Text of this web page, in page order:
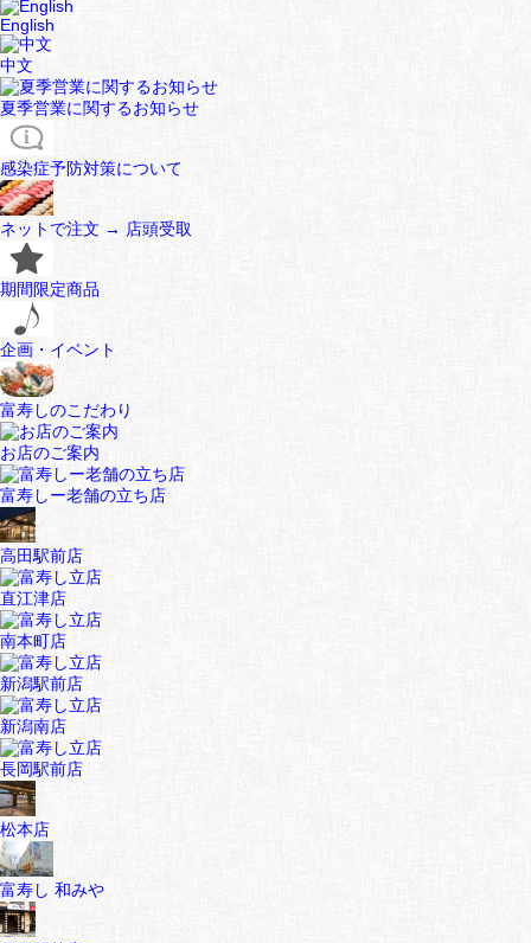
English
中文
夏季営業に関するお知らせ
感染症予防対策について
ネットで注文 → 店頭受取
期間限定商品
企画・イベント
富寿しのこだわり
お店のご案内
富寿しー老舗の立ち店
高田駅前店
直江津店
南本町店
新潟駅前店
新潟南店
長岡駅前店
松本店
富寿し 和みや